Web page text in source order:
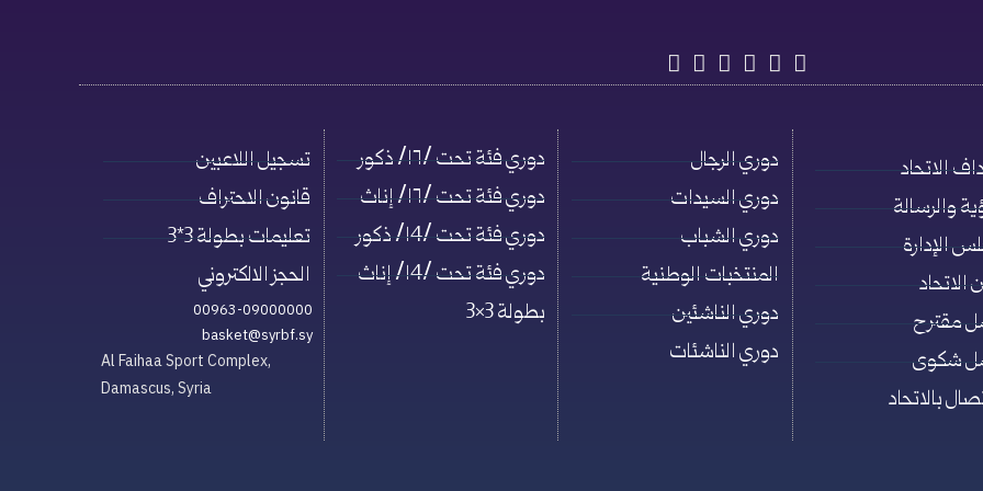
الاتحاد
والرسالة
الإدارة
الاتحاد
مقترح
شكوى
بالاتحاد
دوري الرجال
دوري السيدات
دوري الشباب
المنتخبات الوطنية
دوري الناشئين
دوري الناشئات
دوري فئة تحت /١٦/ ذكور
دوري فئة تحت /١٦/ إناث
دوري فئة تحت /١4/ ذكور
دوري فئة تحت /١4/ إناث
بطولة 3×3
تسجيل اللاعبين
قانون الاحتراف
تعليمات بطولة 3*3
الحجز الالكتروني
00963-09000000
basket@syrbf.sy
Al Faihaa Sport Complex,
Damascus, Syria